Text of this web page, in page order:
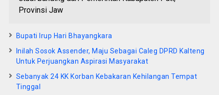
Provinsi Jaw
Bupati Irup Hari Bhayangkara
Inilah Sosok Assender, Maju Sebagai Caleg DPRD Kalteng
Untuk Perjuangkan Aspirasi Masyarakat
Sebanyak 24 KK Korban Kebakaran Kehilangan Tempat
Tinggal